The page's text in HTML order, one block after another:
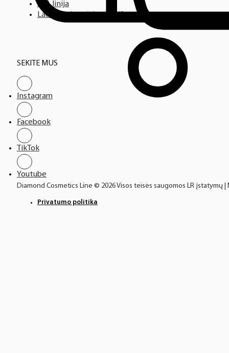
SPA linija
Laufwunder pėdų priežiūra
SEKITE MUS
Instagram
Facebook
TikTok
Youtube
Diamond Cosmetics Line © 2026 Visos teisės saugomos LR įstatymų
Privatumo politika